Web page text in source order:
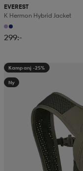
EVEREST
K Hermon Hybrid Jacket
299:-
Kampanj -25%
Ny